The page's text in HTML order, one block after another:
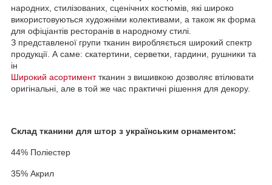
народних, стилізованих, сценічних костюмів, які широко
використовуються художніми колективами, а також як форма
для офіціантів ресторанів в народному стилі.
З представленої групи тканин виробляється широкий спектр
продукції. А саме: скатертини, серветки, гардини, рушники та
ін
Широкий асортименттканин з вишивкою дозволяє втілювати
оригінальні, але в той же час практичні рішення для декору.
Склад тканини для штор з українським орнаментом:
44% Поліестер
35% Акрил